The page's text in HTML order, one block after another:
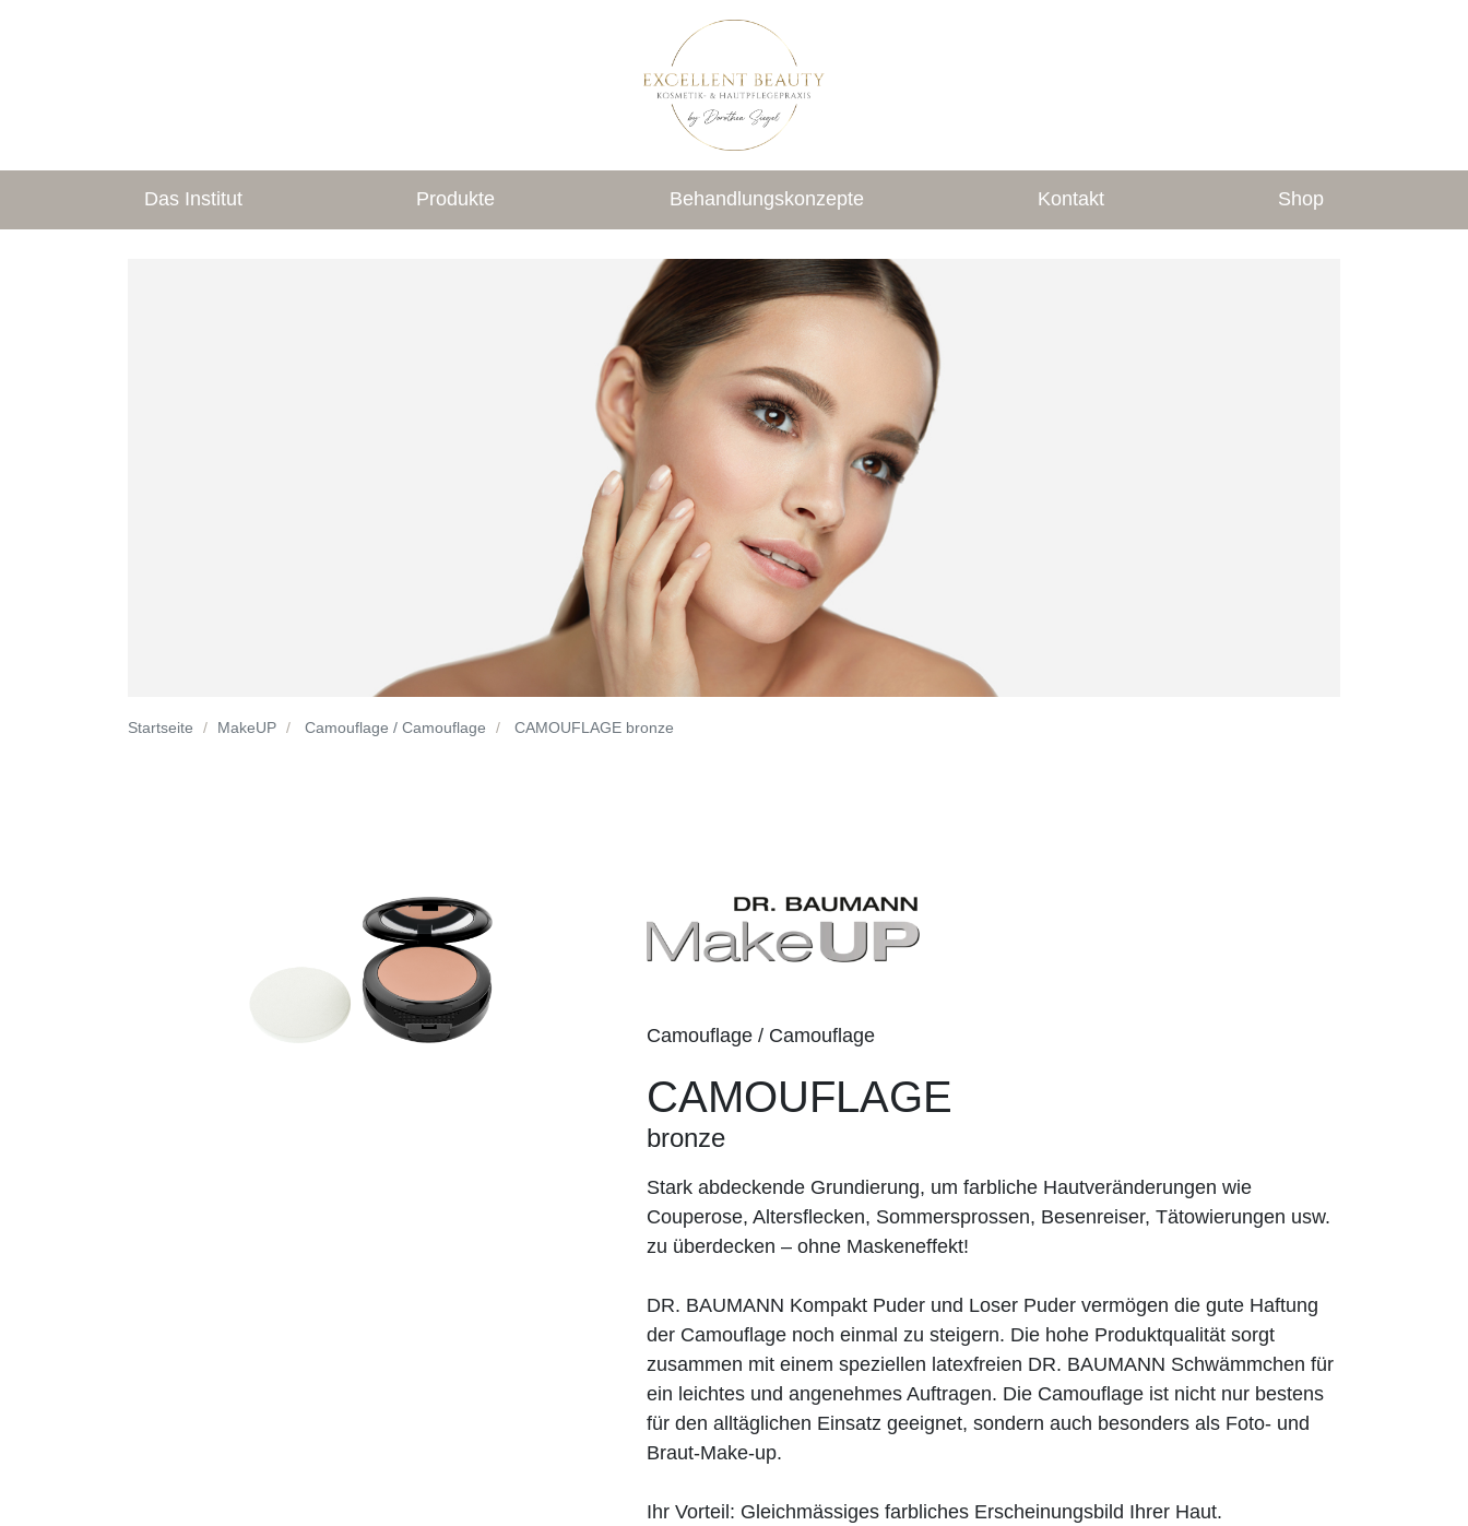
Das Institut Produkte Behandlungskonzepte Kontakt Shop
Startseite MakeUP Camouflage / Camouflage CAMOUFLAGE bronze
Camouflage / Camouflage
CAMOUFLAGE
bronze
Stark abdeckende Grundierung, um farbliche Hautveränderungen wie
Couperose, Altersflecken, Sommersprossen, Besenreiser, Tätowierungen usw.
zu überdecken – ohne Maskeneffekt!
DR. BAUMANN Kompakt Puder und Loser Puder vermögen die gute Haftung
der Camouflage noch einmal zu steigern. Die hohe Produktqualität sorgt
zusammen mit einem speziellen latexfreien DR. BAUMANN Schwämmchen für
ein leichtes und angenehmes Auftragen. Die Camouflage ist nicht nur bestens
für den alltäglichen Einsatz geeignet, sondern auch besonders als Foto- und
Braut-Make-up.
Ihr Vorteil: Gleichmässiges farbliches Erscheinungsbild Ihrer Haut.